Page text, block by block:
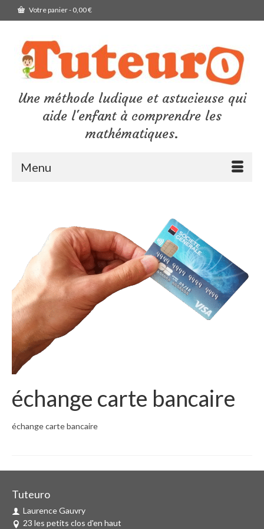
Votre panier- 0,00€
Une méthode ludique et astucieuse qui
aide l'enfant à comprendre les
mathématiques.
Menu
échange carte bancaire
échange carte bancaire
Tuteuro
Laurence Gauvry
23 les petits clos d'en haut